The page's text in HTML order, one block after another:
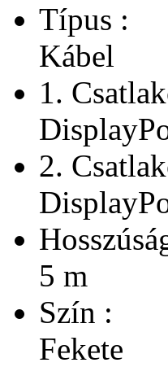
Típus :
Kábel
1.
2.
5 m
Szín :
Fekete